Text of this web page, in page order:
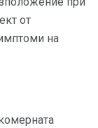
от
на